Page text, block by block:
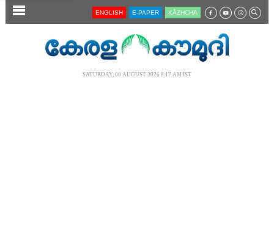
SECTIONS ENGLISH E-PAPER KĀZHCHA
SATURDAY, 08 AUGUST 2026 8.17 AM IST